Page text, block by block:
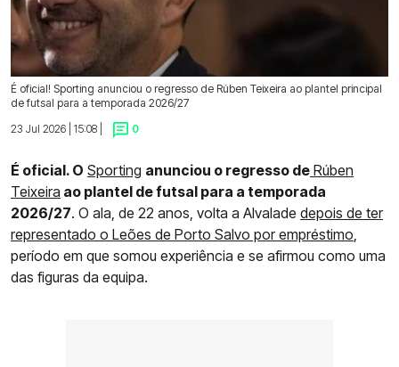
É oficial! Sporting anunciou o regresso de Rúben Teixeira ao plantel principal
de futsal para a temporada 2026/27
23 Jul 2026 | 15:08 |
0
É oficial. O Sporting anunciou o regresso de Rúben
Teixeira ao plantel de futsal para a temporada
2026/27. O ala, de 22 anos, volta a Alvalade depois de ter
representado o Leões de Porto Salvo por empréstimo
período em que somou experiência e se afirmou como uma
das figuras da equipa.